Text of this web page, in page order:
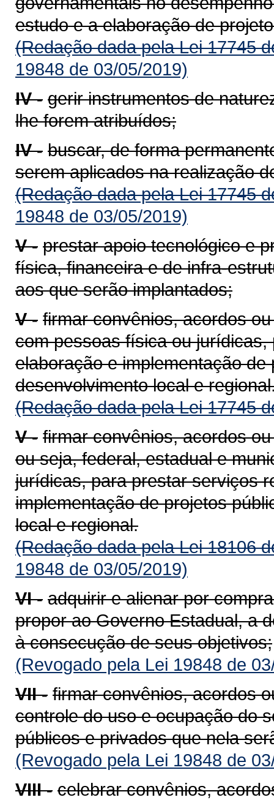
estudo e a elaboração de
(Redação dada pela Lei 17745
19848 de 03/05/2019)
IV - gerir instrumentos de
lhe forem atribuídos;
IV - buscar, de forma
serem aplicados na realização
(Redação dada pela Lei 17745
19848 de 03/05/2019)
V - prestar apoio tecnológico e
física, financeira e de infra-
aos que serão implantados;
V - firmar convênios, acordos
com pessoas física ou
elaboração e implementação
desenvolvimento local e
(Redação dada pela Lei 17745
V - firmar convênios, acordos
ou seja, federal, estadual e
jurídicas, para prestar serviços
implementação de projetos
local e regional.
(Redação dada pela Lei 18106
19848 de 03/05/2019)
VI - adquirir e alienar por
propor ao Governo Estadual, a
à consecução de seus objetivos;
(Revogado pela Lei 19848 de
VII - firmar convênios, acordos
controle do uso e ocupação do
públicos e privados que nela
(Revogado pela Lei 19848 de
VIII - celebrar convênios,